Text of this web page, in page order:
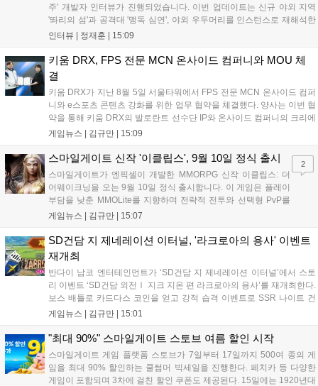
주' 개발자 인터뷰가 진행되었습니다. 이번 업데이트는 신규 야외 지역
'똬리의 섬'과 공격대 '맹독 심연', 야외 우두머리를 인스턴스로 재해석한
'소굴'을 포함합니다. 개발진은 하우징 시스템 개선 및 신화+ 던전 로테이
를 표했습니다....
인터뷰 | 정재훈 | 15:09
키움 DRX, FPS 전문 MCN 온사이드 컴퍼니와 MOU 체
결
키움 DRX가 지난 8월 5일 서울타워에서 FPS 전문 MCN 온사이드 컴퍼
니와 e스포츠 콘텐츠 강화를 위한 업무 협약을 체결했다. 양사는 이번 협
약을 통해 키움 DRX의 발로란트 선수단 IP와 온사이드 컴퍼니의 크리에
이터 네트워크를 결합하여 정규 및 특별 콘텐츠를 공동 기획한다. 또한
오프라인 연계 프로그램을 순차적으로 선보이며 e스포츠 생태계 확장에
나설 계획이다....
게임뉴스 | 김규만 | 15:09
스마일게이트 신작 '이클립스', 9월 10일 정식 출시
스마일게이트가 엔픽셀이 개발한 MMORPG 신작 이클립스: 더
어웨이크닝을 오는 9월 10일 정식 출시합니다. 이 게임은 플레이
부담을 낮춘 MMOLite를 지향하며 전략적 전투와 선택형 PvP를
특징으로 합니다. 현재 공식 홈페이지와 앱 마켓에서 사전등록을
니다. 또한 카카오톡 채널 추가 시 주차별 스페셜 쿠폰과 한정 스
킨, 경품 이벤트 등 풍성한 혜택을 마련해 이용자들의 기대를 모
으고 있습니다....
게임뉴스 | 김규만 | 15:07
2
SD건담 지 제네레이션 이터널, '라크로아의 용사' 이벤트
재개최
반다이 남코 엔터테인먼트가 ‘SD건담 지 제네레이션 이터널’에서 스토
리 이벤트 ‘SD건담 외전Ⅰ 지크 지온 편 라크로아의 용사’를 재개최한다.
보스 배틀로 카드다스 코인을 얻고 강적 습격 이벤트로 SSR 나이트 건
담을 획득할 수 있다. 로그인 보너스로 최대 다이아 3,000개를 지급하며,
원 증정한다. 또한 9월 30일까지 공식 유튜브에서 특별 프로그램을 시청
할 수 있다....
게임뉴스 | 김규만 | 15:01
"최대 90%" 스마일게이트 스토브 여름 할인 시작
스마일게이트 게임 플랫폼 스토브가 7일부터 17일까지 500여 종의 게
임을 최대 90% 할인하는 쿨썸머 빅세일을 진행한다. 페치카 등 다양한
게임이 포함되며 3차에 걸친 할인 쿠폰도 제공된다. 15일에는 1920년대